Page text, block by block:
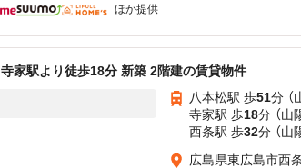
ほか提供
寺家駅より徒歩18分 新築 2階建の賃貸物件
八本松駅 歩51分 （
寺家駅 歩18分 （山
西条駅 歩32分 （山
広島県東広島市西